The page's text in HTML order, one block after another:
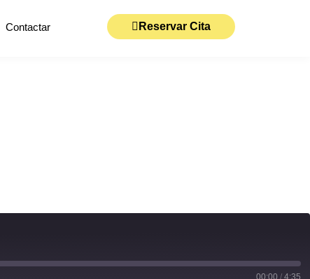
Contactar Reservar Cita
00:00 / 4:35